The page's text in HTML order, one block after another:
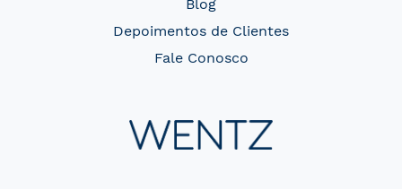
Blog
Depoimentos de Clientes
Fale Conosco